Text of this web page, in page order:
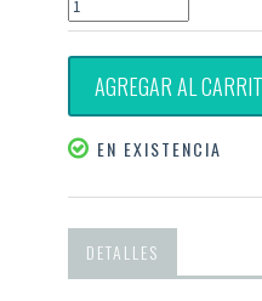
AGREGAR AL
EN EXISTENCIA
DETALLES